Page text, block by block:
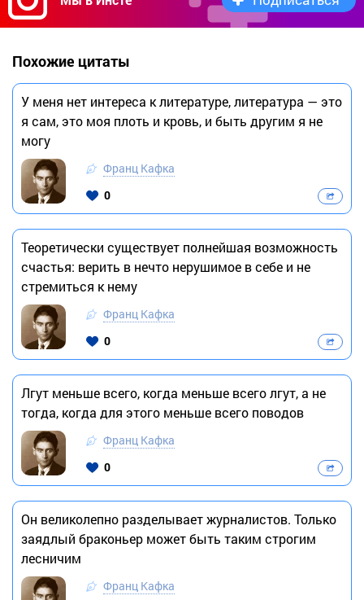
Похожие цитаты
У меня нет интереса к литературе, литература — это
я сам, это моя плоть и кровь, и быть другим я не
могу
Франц Кафка
0
Теоретически существует полнейшая возможность
счастья: верить в нечто нерушимое в себе и не
стремиться к нему
Франц Кафка
0
Лгут меньше всего, когда меньше всего лгут, а не
тогда, когда для этого меньше всего поводов
Франц Кафка
0
Он великолепно разделывает журналистов. Только
заядлый браконьер может быть таким строгим
лесничим
Франц Кафка